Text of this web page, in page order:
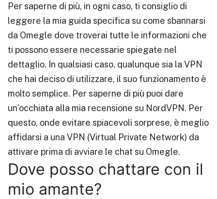
Per saperne di più, in ogni caso, ti consiglio di
leggere la mia guida specifica su come sbannarsi
da Omegle dove troverai tutte le informazioni che
ti possono essere necessarie spiegate nel
dettaglio. In qualsiasi caso, qualunque sia la VPN
che hai deciso di utilizzare, il suo funzionamento è
molto semplice. Per saperne di più puoi dare
un’occhiata alla mia recensione su NordVPN. Per
questo, onde evitare spiacevoli sorprese, è meglio
affidarsi a una VPN (Virtual Private Network) da
attivare prima di avviare le chat su Omegle.
Dove posso chattare con il
mio amante?